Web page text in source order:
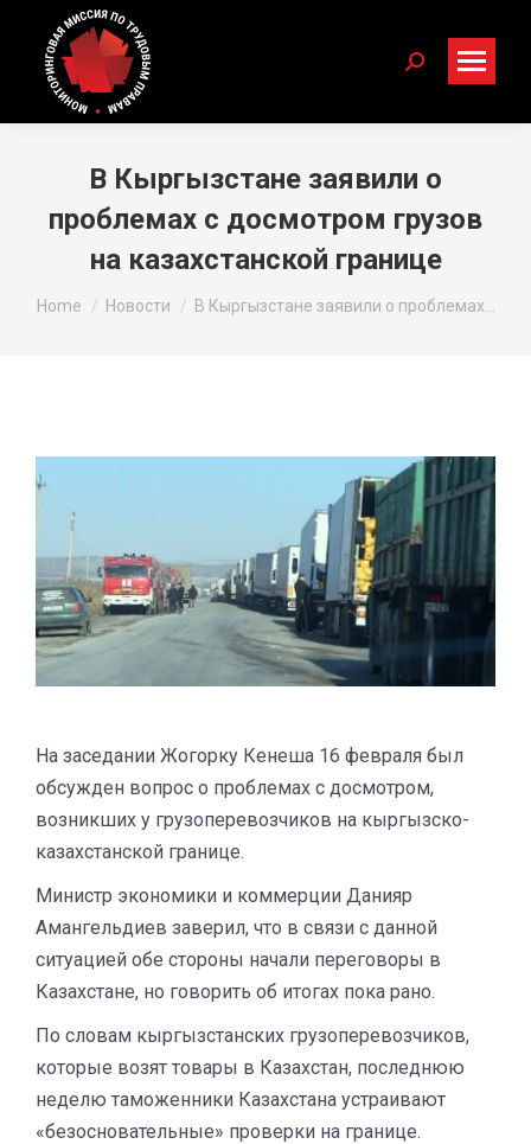
Search:
В Кыргызстане заявили о
проблемах с досмотром грузов
на казахстанской границе
You are here:
Home Новости В Кыргызстане заявили о проблемах…
На заседании Жогорку Кенеша 16 февраля был
обсужден вопрос о проблемах с досмотром,
возникших у грузоперевозчиков на кыргызско-
казахстанской границе.
Министр экономики и коммерции Данияр
Амангельдиев заверил, что в связи с данной
ситуацией обе стороны начали переговоры в
Казахстане, но говорить об итогах пока рано.
По словам кыргызстанских грузоперевозчиков,
которые возят товары в Казахстан, последнюю
неделю таможенники Казахстана устраивают
«безосновательные» проверки на границе.